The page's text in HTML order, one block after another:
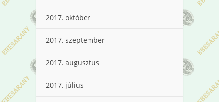
2017. október
2017. szeptember
2017. augusztus
2017. július